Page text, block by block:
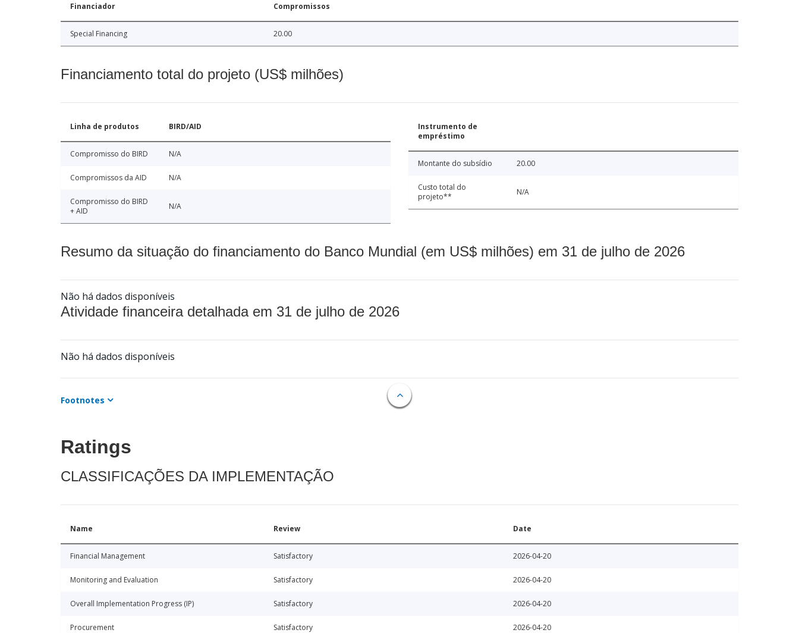
Financiador Compromissos
Special Financing 20.00
Financiamento total do projeto (US$ milhões)
Linha de produtos BIRD/AID
Compromisso do BIRD N/A
Compromissos da AID N/A
Compromisso do BIRD
+ AID
N/A
Instrumento de
empréstimo
Montante do subsídio 20.00
Custo total do
projeto**
N/A
Resumo da situação do financiamento do Banco Mundial (em US$ milhões) em 31 de julho de 2026
Não há dados disponíveis
Atividade financeira detalhada em 31 de julho de 2026
Não há dados disponíveis
Footnotes
Ratings
CLASSIFICAÇÕES DA IMPLEMENTAÇÃO
Name Review Date
Financial Management Satisfactory 2026-04-20
Monitoring and Evaluation Satisfactory 2026-04-20
Overall Implementation Progress (IP) Satisfactory 2026-04-20
Procurement Satisfactory 2026-04-20